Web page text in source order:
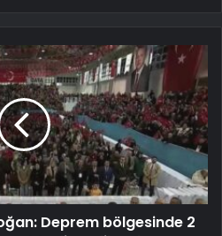
Deprem bölgesinde 2